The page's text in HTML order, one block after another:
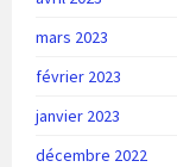
mars 2023
février 2023
janvier 2023
décembre 2022